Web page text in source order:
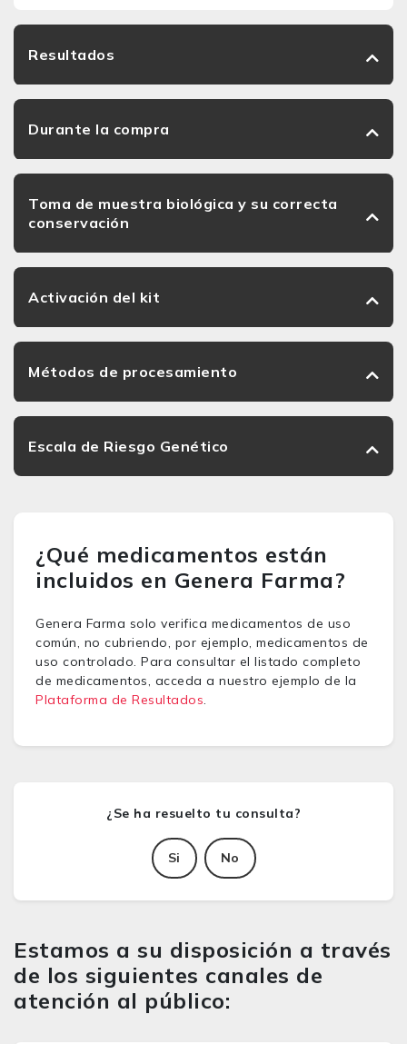
Resultados
Durante la compra
Toma de muestra biológica y su correcta
conservación
Activación del kit
Métodos de procesamiento
Escala de Riesgo Genético
¿Qué medicamentos están
incluidos en Genera Farma?
Genera Farma solo verifica medicamentos de uso
común, no cubriendo, por ejemplo, medicamentos de
uso controlado. Para consultar el listado completo
de medicamentos, acceda a nuestro ejemplo de la
Plataforma de Resultados.
Si No
Estamos a su disposición a través
de los siguientes canales de
atención al público: